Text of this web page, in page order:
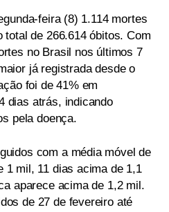
feira (8) 1.114 mortes
total de 266.614 óbitos. Com
no Brasil nos últimos 7
já registrada desde o
foi de 41% em
dias atrás, indicando
pela doença.
com a média móvel de
1 mil, 11 dias acima de 1,1
aparece acima de 1,2 mil.
de 27 de fevereiro até